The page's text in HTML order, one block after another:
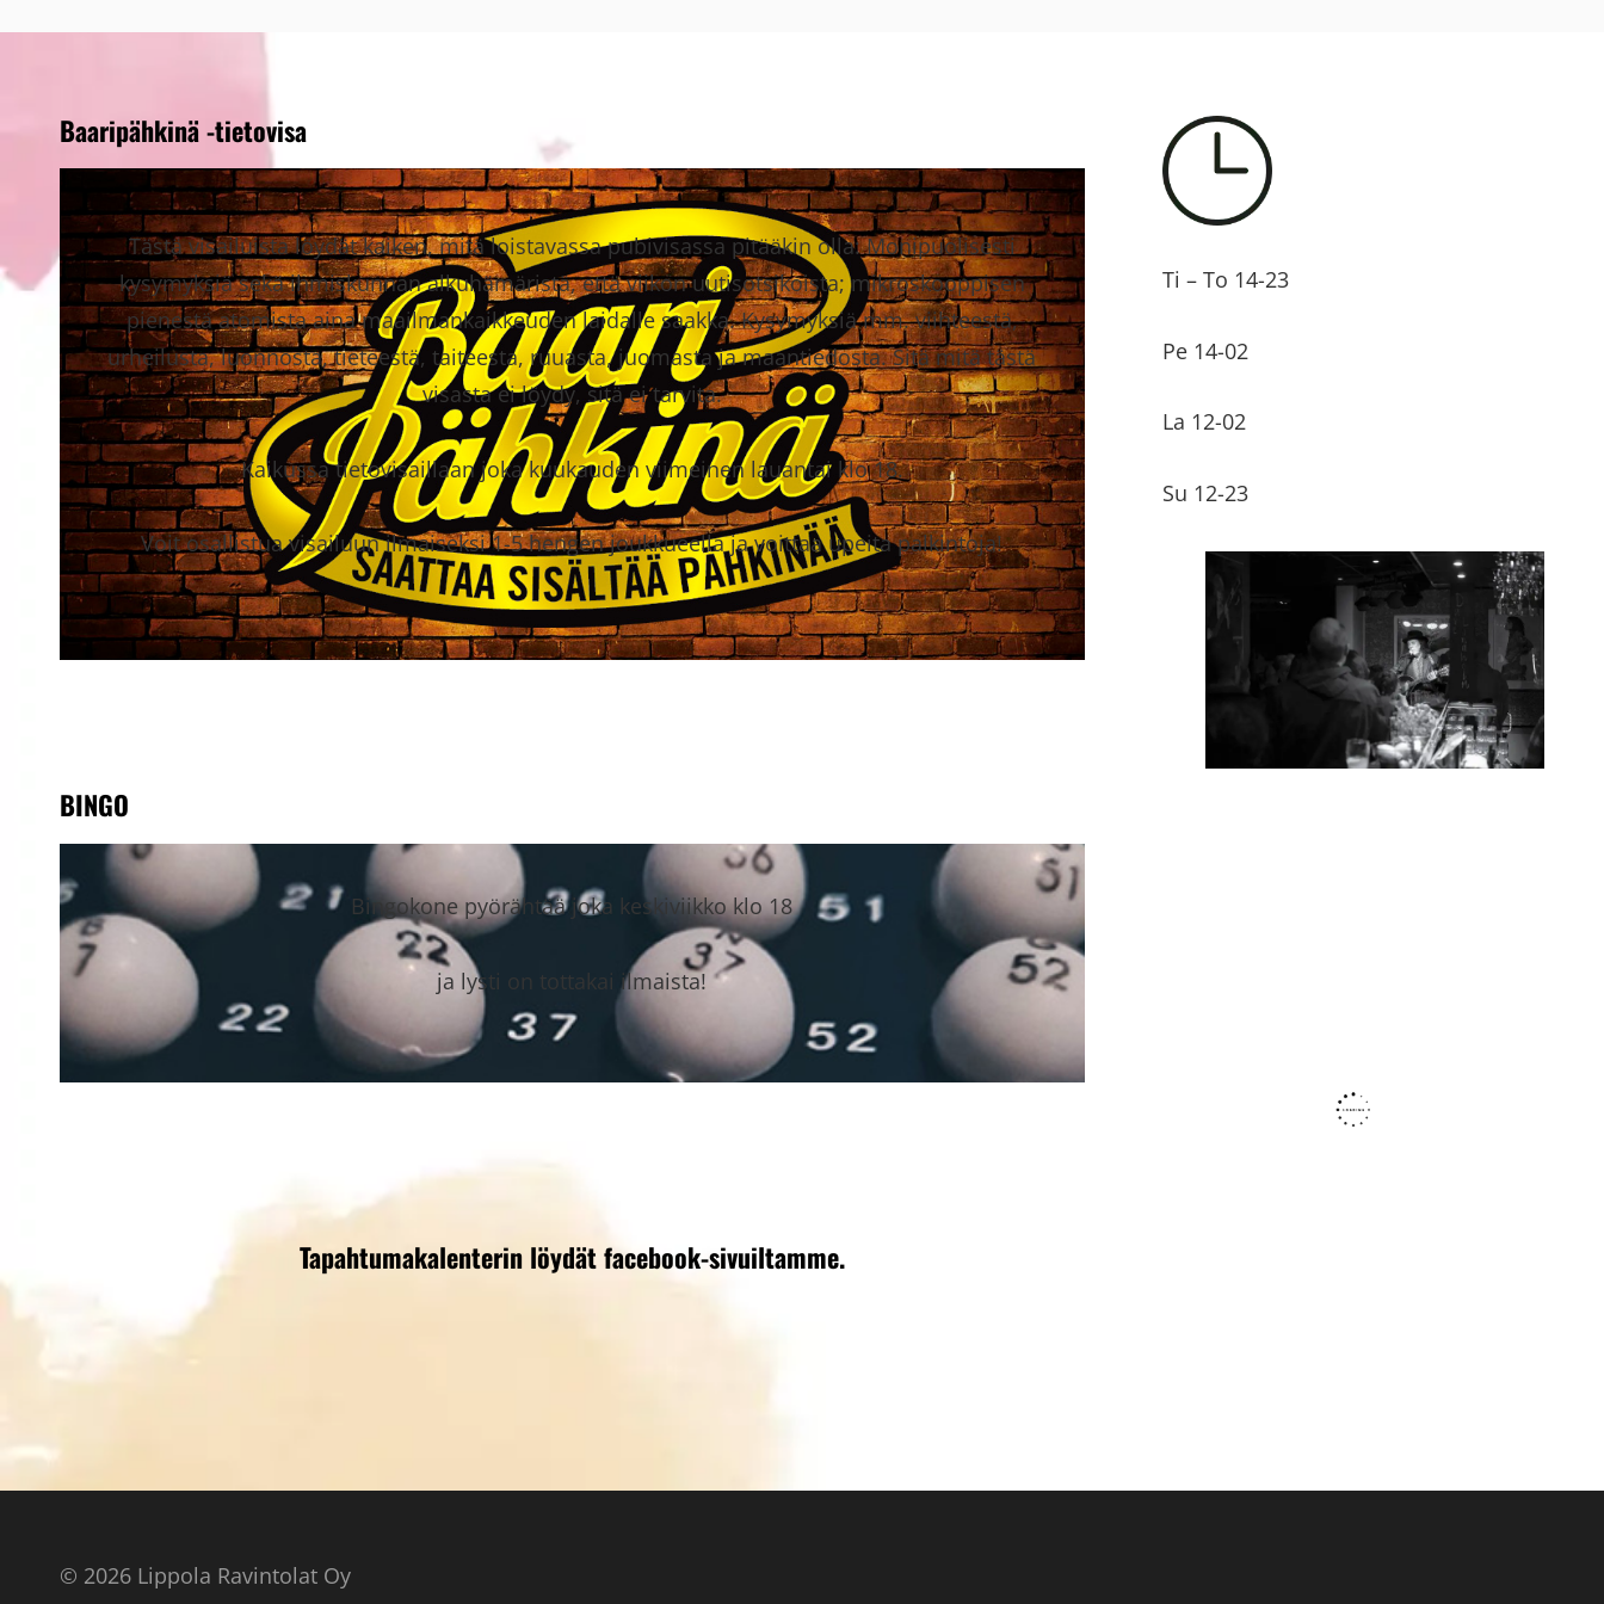
Baaripähkinä -tietovisa
Tästä visailuista löydät kaiken, mitä loistavassa pubivisassa pitääkin olla: Monipuolisesti
kysymyksiä sekä ihmiskunnan alkuhämäristä, että viikon uutisotsikoista; mikroskooppisen
pienestä atomista aina maailmankaikkeuden laidalle saakka. Kysymyksiä mm. viihteestä,
urheilusta, luonnosta, tieteestä, taiteesta, ruuasta, juomasta ja maantiedosta. Sitä mitä tästä
visasta ei löydy, sitä ei tarvita.
Kaikussa tietovisaillaan joka kuukauden viimeinen lauantai klo 18.
Voit osallistua visailuun ilmaiseksi 1-5 hengen joukkueella ja voittaa upeita palkintoja!
BINGO
Bingokone pyörähtää joka keskiviikko klo 18
ja lysti on tottakai ilmaista!
Tapahtumakalenterin löydät facebook-sivuiltamme.
Ti – To 14-23
Pe 14-02
La 12-02
Su 12-23
© 2026 Lippola Ravintolat Oy